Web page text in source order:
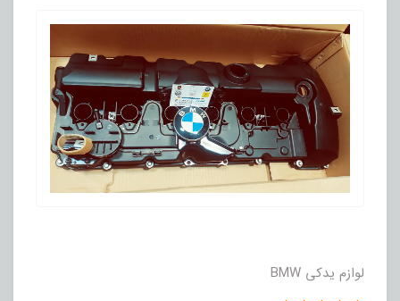
لوازم یدکی BMW